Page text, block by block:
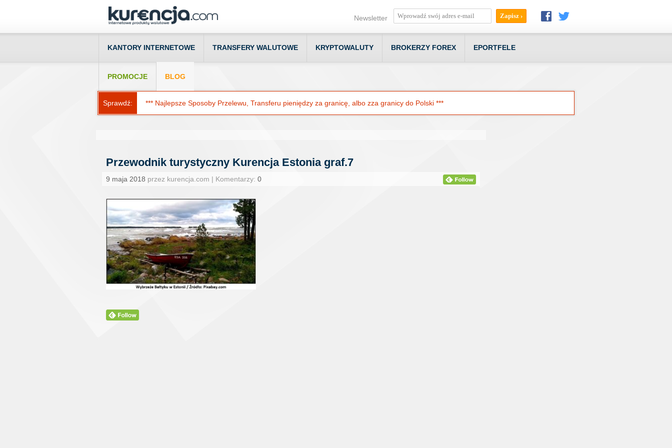
Newsletter
KANTORY INTERNETOWE TRANSFERY WALUTOWE KRYPTOWALUTY BROKERZY FOREX EPORTFELE
PROMOCJE BLOG
Sprawdź: *** Najlepsze Sposoby Przelewu, Transferu pieniędzy za granicę, albo zza granicy do Polski ***
Przewodnik turystyczny Kurencja Estonia graf.7
9 maja 2018 przez kurencja.com | Komentarzy: 0